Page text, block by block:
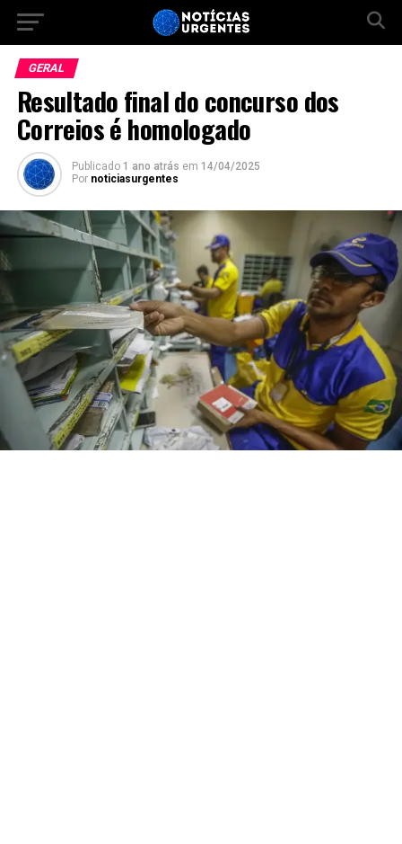
GERAL
Resultado final do concurso dos
Correios é homologado
Publicado 1 ano atrás em 14/04/2025
Por noticiasurgentes